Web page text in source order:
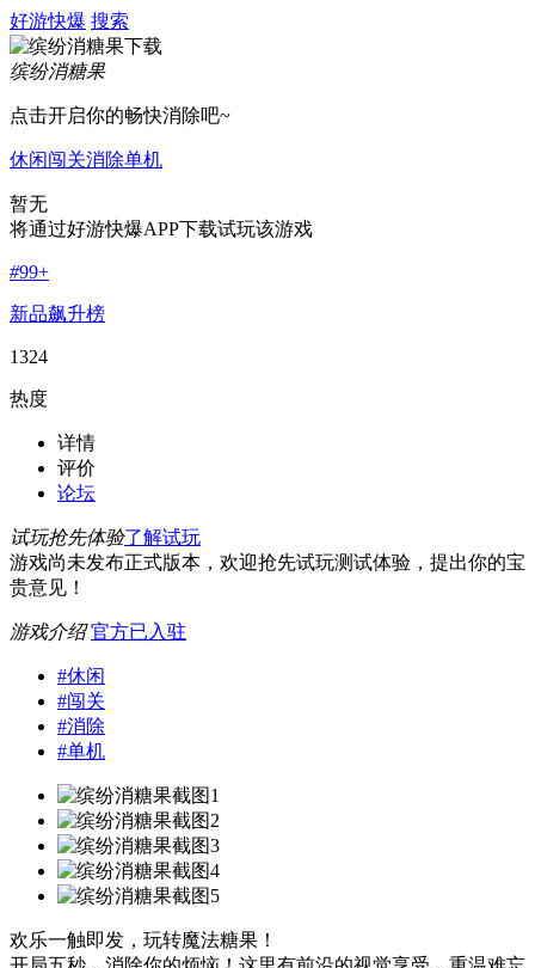
好游快爆 搜索
缤纷消糖果
点击开启你的畅快消除吧~
休闲闯关消除单机
暂无
将通过好游快爆APP下载试玩该游戏
#99+
新品飙升榜
1324
热度
详情
评价
论坛
试玩抢先体验了解试玩
游戏尚未发布正式版本，欢迎抢先试玩测试体验，提出你的宝
贵意见！
游戏介绍 官方已入驻
#休闲
#闯关
#消除
#单机
欢乐一触即发，玩转魔法糖果！